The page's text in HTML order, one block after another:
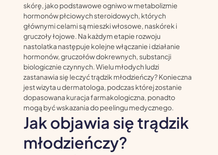
skórę, jako podstawowe ogniwo w metabolizmie
hormonów płciowych steroidowych, których
głównymi celami są mieszki włosowe, naskórek i
gruczoły łojowe. Na każdym etapie rozwoju
nastolatka następuje kolejne włączanie i działanie
hormonów, gruczołów dokrewnych, substancji
biologicznie czynnych. Wielu młodych ludzi
zastanawia się leczyć trądzik młodzieńczy? Konieczna
jest wizyta u dermatologa, podczas której zostanie
dopasowana kuracja farmakologiczna, ponadto
mogą być wskazania do peelingu medycznego.
Jak objawia się trądzik
młodzieńczy?